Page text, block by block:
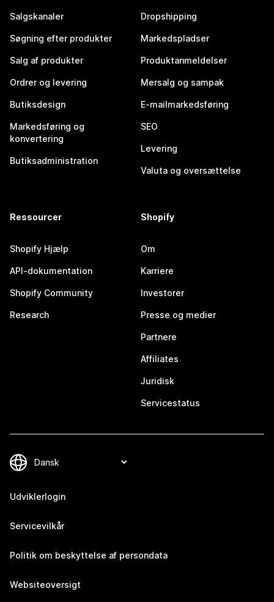
Salgskanaler
Søgning efter produkter
Salg af produkter
Ordrer og levering
Butiksdesign
Markedsføring og
konvertering
Butiksadministration
Dropshipping
Markedspladser
Produktanmeldelser
Mersalg og sampak
E-mailmarkedsføring
SEO
Levering
Valuta og oversættelse
Ressourcer
Shopify Hjælp
API-dokumentation
Shopify Community
Research
Shopify
Om
Karriere
Investorer
Presse og medier
Partnere
Affiliates
Juridisk
Servicestatus
Udviklerlogin
Servicevilkår
Politik om beskyttelse af persondata
Websiteoversigt